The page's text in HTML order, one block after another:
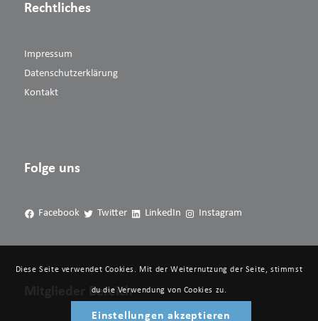
Rechtliches
Impressum
Datenschutzerklärung
Kontakt
Folge uns
Facebook Twitter LinkedIn Instagram
Mitglieder Bereich
Diese Seite verwendet Cookies. Mit der Weiternutzung der Seite, stimmst
du die Verwendung von Cookies zu.
Einstellungen akzeptieren